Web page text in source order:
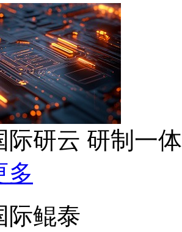
际研云 研制一
多
际鲲泰